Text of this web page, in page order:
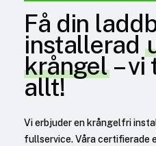
Få din
installerad
krångel –
allt!
Vi erbjuder en krångelfri
fullservice. Våra certifierade